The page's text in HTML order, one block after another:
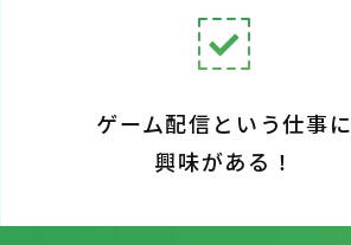
ゲーム配信という仕事に
興味がある！